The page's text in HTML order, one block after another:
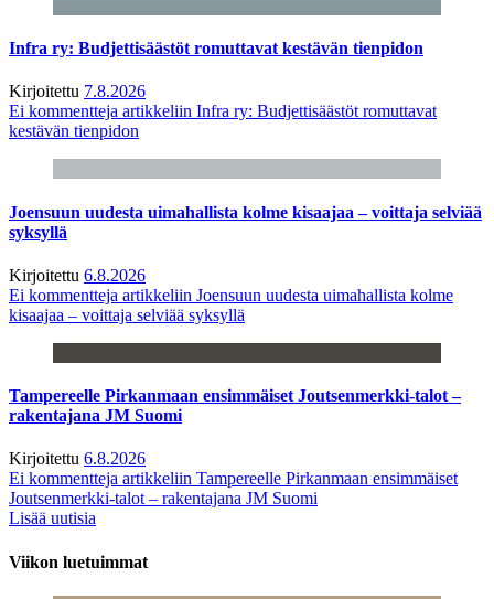
Infra ry: Budjettisäästöt romuttavat kestävän tienpidon
Kirjoitettu 7.8.2026
Ei kommentteja artikkeliin Infra ry: Budjettisäästöt romuttavat
kestävän tienpidon
Joensuun uudesta uimahallista kolme kisaajaa – voittaja selviää
syksyllä
Kirjoitettu 6.8.2026
Ei kommentteja artikkeliin Joensuun uudesta uimahallista kolme
kisaajaa – voittaja selviää syksyllä
Tampereelle Pirkanmaan ensimmäiset Joutsenmerkki-talot –
rakentajana JM Suomi
Kirjoitettu 6.8.2026
Ei kommentteja artikkeliin Tampereelle Pirkanmaan ensimmäiset
Joutsenmerkki-talot – rakentajana JM Suomi
Lisää uutisia
Viikon luetuimmat